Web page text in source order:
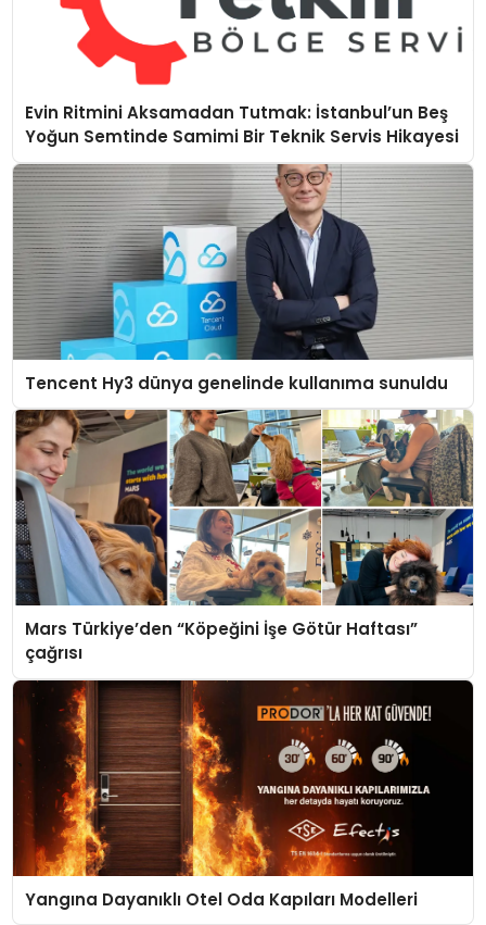
Evin Ritmini Aksamadan Tutmak: İstanbul’un Beş
Yoğun Semtinde Samimi Bir Teknik Servis Hikayesi
Tencent Hy3 dünya genelinde kullanıma sunuldu
Mars Türkiye’den “Köpeğini İşe Götür Haftası”
çağrısı
Yangına Dayanıklı Otel Oda Kapıları Modelleri